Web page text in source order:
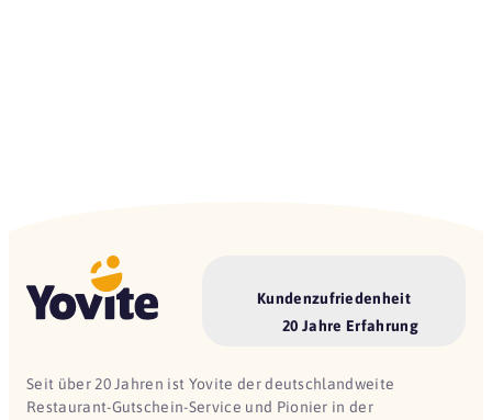
Kundenzufriedenheit
20 Jahre Erfahrung
Seit über 20 Jahren ist Yovite der deutschlandweite
Restaurant-Gutschein-Service und Pionier in der